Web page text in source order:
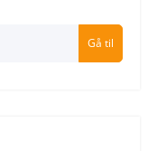
Gå til